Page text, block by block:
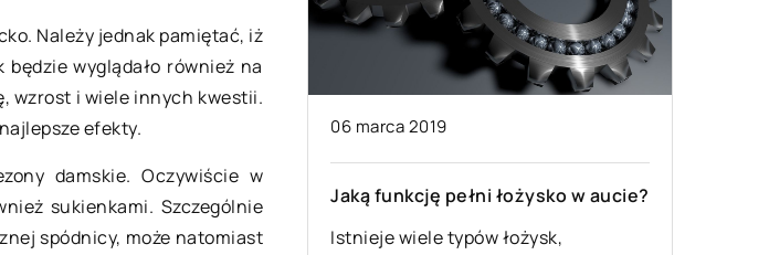
Należy jednak pamiętać, iż
wyglądało również na
wzrost i wiele innych kwestii.
efekty.
damskie. Oczywiście w
sukienkami. Szczególnie
spódnicy, może natomiast
2021
jest pomocne w odnalezieniu
pracy?
06 marca 2019
Jaką funkcję pełni łożysko w aucie?
Istnieje wiele typów łożysk,